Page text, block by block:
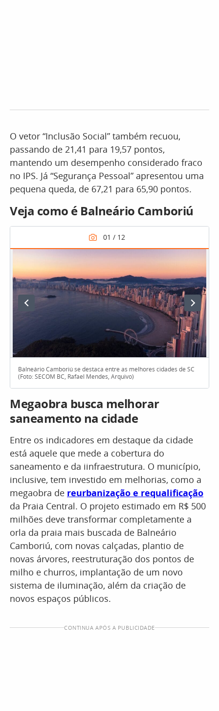
O vetor “Inclusão Social” também recuou,
passando de 21,41 para 19,57 pontos,
mantendo um desempenho considerado fraco
no IPS. Já “Segurança Pessoal” apresentou uma
pequena queda, de 67,21 para 65,90 pontos.
Veja como é Balneário Camboriú
Balneário Camboriú se destaca entre as melhores cidades de SC
(Foto: SECOM BC, Rafael Mendes, Arquivo)
Megaobra busca melhorar
saneamento na cidade
Entre os indicadores em destaque da cidade
está aquele que mede a cobertura do
saneamento e da iinfraestrutura. O município,
inclusive, tem investido em melhorias, como a
megaobra de reurbanização e requalificação
da Praia Central. O projeto estimado em R$ 500
milhões deve transformar completamente a
orla da praia mais buscada de Balneário
Camboriú, com novas calçadas, plantio de
novas árvores, reestruturação dos pontos de
milho e churros, implantação de um novo
sistema de iluminação, além da criação de
novos espaços públicos.
CONTINUA APÓS A PUBLICIDADE